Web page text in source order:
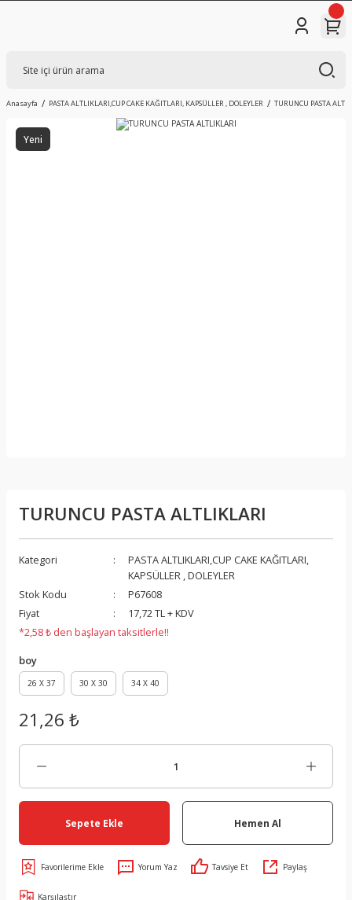
Anasayfa PASTA ALTLIKLARI,CUP CAKE KAĞITLARI, KAPSÜLLER , DOLEYLER TURUNCU PASTA
Yeni
TURUNCU PASTA ALTLIKLARI
Kategori
PASTA ALTLIKLARI,CUP CAKE KAĞITLARI,
KAPSÜLLER , DOLEYLER
Stok Kodu
P67608
Fiyat
17,72 TL + KDV
*2,58 ₺ den başlayan taksitlerle!!
boy
26 X 37 30 X 30 34 X 40
21,26 ₺
Sepete Ekle Hemen Al
Yorum Yaz Tavsiye Et Paylaş
Karşılaştır